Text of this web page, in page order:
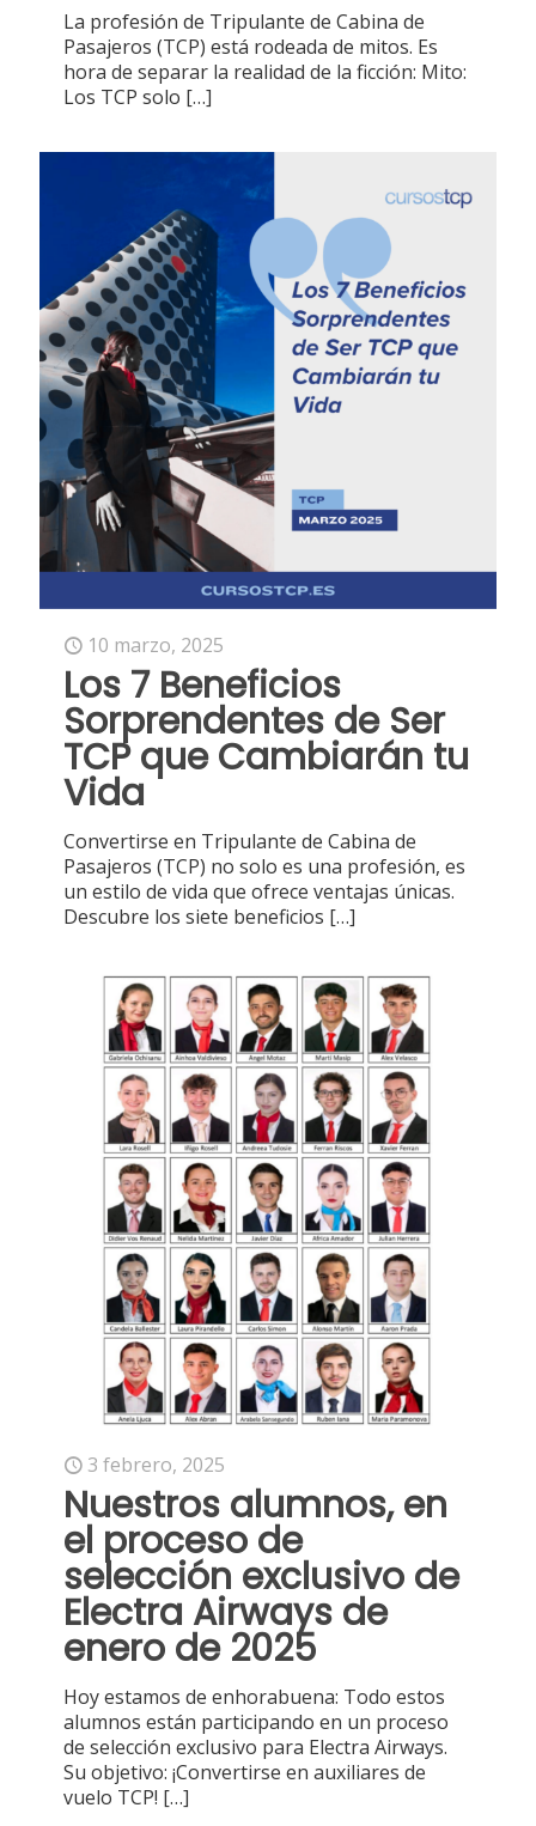
La profesión de Tripulante de Cabina de
Pasajeros (TCP) está rodeada de mitos. Es
hora de separar la realidad de la ficción: Mito:
Los TCP solo […]
10 marzo, 2025
Los 7 Beneficios
Sorprendentes de Ser
TCP que Cambiarán tu
Vida
Convertirse en Tripulante de Cabina de
Pasajeros (TCP) no solo es una profesión, es
un estilo de vida que ofrece ventajas únicas.
Descubre los siete beneficios […]
3 febrero, 2025
Nuestros alumnos, en
el proceso de
selección exclusivo de
Electra Airways de
enero de 2025
Hoy estamos de enhorabuena: Todo estos
alumnos están participando en un proceso
de selección exclusivo para Electra Airways.
Su objetivo: ¡Convertirse en auxiliares de
vuelo TCP! […]